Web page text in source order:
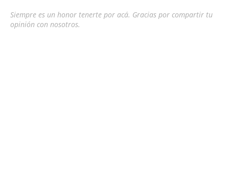
Siempre es un honor tenerte por acá. Gracias por compartir tu
opinión con nosotros.